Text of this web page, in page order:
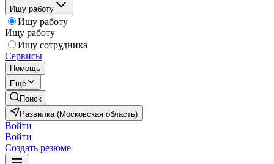
Ищу работу
Ищу работу
Ищу работу
Ищу сотрудника
Сервисы
Помощь
Ещё
Поиск
Развилка (Московская область)
Войти
Войти
Создать резюме